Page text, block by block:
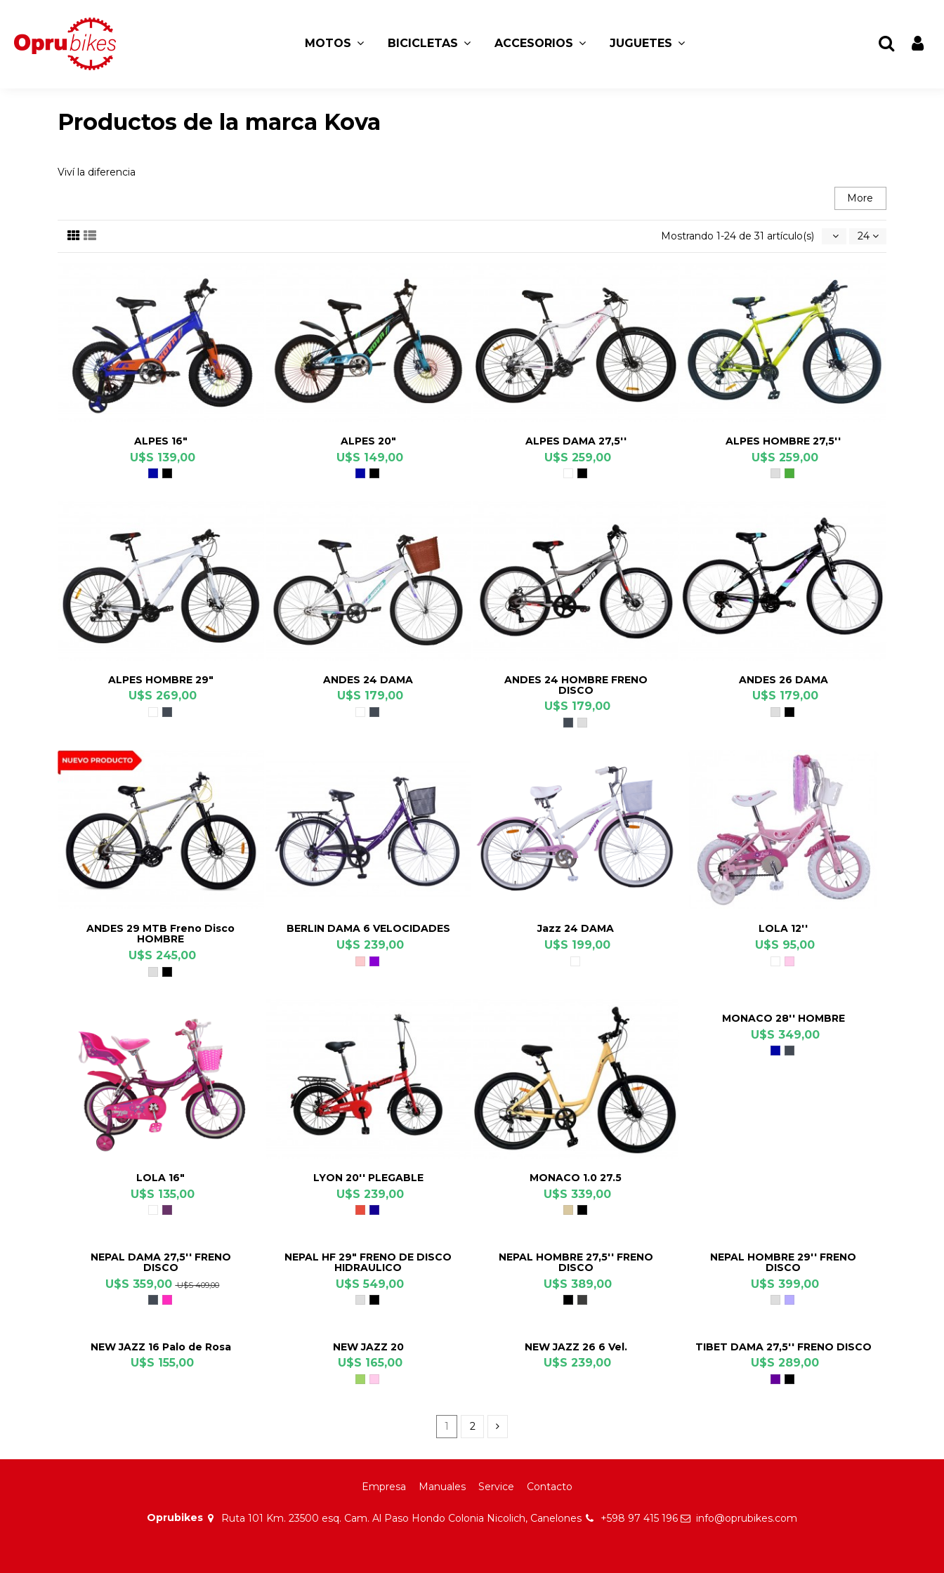
MOTOS BICICLETAS ACCESORIOS JUGUETES
Productos de la marca Kova
Viví la diferencia
More
Mostrando 1-24 de 31 artículo(s) 24
ALPES 16"
U$S 139,00
AzulNegro
ALPES 20"
U$S 149,00
AzulNegro
ALPES DAMA 27,5''
U$S 259,00
BlancoNegro
ALPES HOMBRE 27,5''
U$S 259,00
GrisVerde
ALPES HOMBRE 29"
U$S 269,00
BlancoNegro
ANDES 24 DAMA
U$S 179,00
BlancoNegro
ANDES 24 HOMBRE FRENO
DISCO
U$S 179,00
Negro
Gris
ANDES 26 DAMA
U$S 179,00
GrisNegro
ANDES 29 MTB Freno Disco
HOMBRE
U$S 245,00
GrisNegro
BERLIN DAMA 6 VELOCIDADES
U$S 239,00
RosaVioleta
Jazz 24 DAMA
U$S 199,00
Blanco
LOLA 12''
U$S 95,00
BlancoRosado
LOLA 16"
U$S 135,00
BlancoVioleta
LYON 20'' PLEGABLE
U$S 239,00
RojoAzul
MONACO 1.0 27.5
U$S 339,00
BeigeNegro
MONACO 28'' HOMBRE
U$S 349,00
AzulNegro
NEPAL DAMA 27,5'' FRENO
DISCO
U$S 359,00 U$S 409,00
NegroFucsia
NEPAL HF 29" FRENO DE DISCO
HIDRAULICO
U$S 549,00
GrisNegro
NEPAL HOMBRE 27,5'' FRENO
DISCO
U$S 389,00
Negro
Gris
NEPAL HOMBRE 29'' FRENO
DISCO
U$S 399,00
Grisceleste
NEW JAZZ 16 Palo de Rosa
U$S 155,00
NEW JAZZ 20
U$S 165,00
VerdeRosado
NEW JAZZ 26 6 Vel.
U$S 239,00
TIBET DAMA 27,5'' FRENO DISCO
U$S 289,00
VioletaNegro
1 2
Empresa Manuales Service Contacto
Oprubikes Ruta 101 Km. 23500 esq. Cam. Al Paso Hondo Colonia Nicolich, Canelones +598 97 415 196 info@oprubikes.com